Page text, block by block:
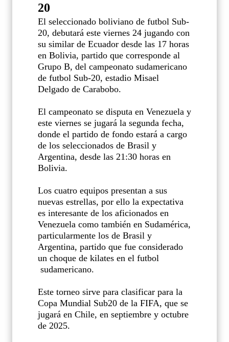
20
El seleccionado boliviano de futbol Sub-
20, debutará este viernes 24 jugando con
su similar de Ecuador desde las 17 horas
en Bolivia, partido que corresponde al
Grupo B, del campeonato sudamericano
de futbol Sub-20, estadio Misael
Delgado de Carabobo.
El campeonato se disputa en Venezuela y
este viernes se jugará la segunda fecha,
donde el partido de fondo estará a cargo
de los seleccionados de Brasil y
Argentina, desde las 21:30 horas en
Bolivia.
Los cuatro equipos presentan a sus
nuevas estrellas, por ello la expectativa
es interesante de los aficionados en
Venezuela como también en Sudamérica,
particularmente los de Brasil y
Argentina, partido que fue considerado
un choque de kilates en el futbol
sudamericano.
Este torneo sirve para clasificar para la
Copa Mundial Sub20 de la FIFA, que se
jugará en Chile, en septiembre y octubre
de 2025.